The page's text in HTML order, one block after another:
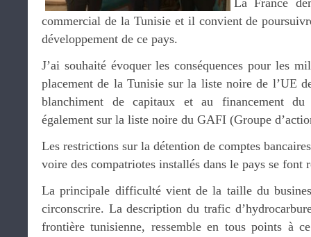
La France
commercial de la Tunisie et il convient de
développement de ce pays.
J’ai souhaité évoquer les conséquences pour les
placement de la Tunisie sur la liste noire de l’UE
blanchiment de capitaux et au financement
également sur la liste noire du GAFI (Groupe
Les restrictions sur la détention de comptes
voire des compatriotes installés dans le pays se font
La principale difficulté vient de la taille du
circonscrire. La description du trafic
frontière tunisienne, ressemble en tous points à